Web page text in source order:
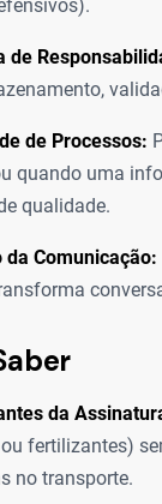
de
de Processos:
quando uma
qualidade.
da Comunicação:
da
ou fertilizantes)
no transporte.